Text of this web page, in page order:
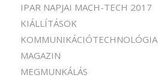
IPAR NAPJAI MACH-TECH 2017
KIÁLLÍTÁSOK
KOMMUNIKÁCIÓTECHNOLÓGIA
MAGAZIN
MEGMUNKÁLÁS